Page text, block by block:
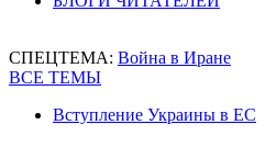
СПЕЦТЕМА: Война в Иране
ВСЕ ТЕМЫ
Вступление Украины в ЕС